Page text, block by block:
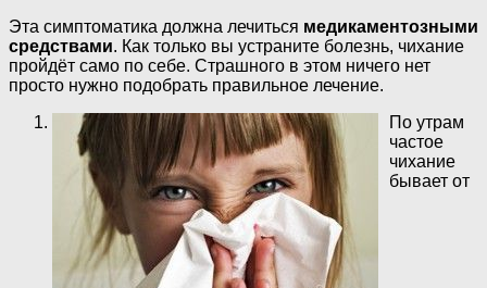
Эта симптоматика должна лечиться медикаментозными
средствами. Как только вы устраните болезнь, чихание
пройдёт само по себе. Страшного в этом ничего нет
просто нужно подобрать правильное лечение.
По утрам
частое
чихание
бывает от